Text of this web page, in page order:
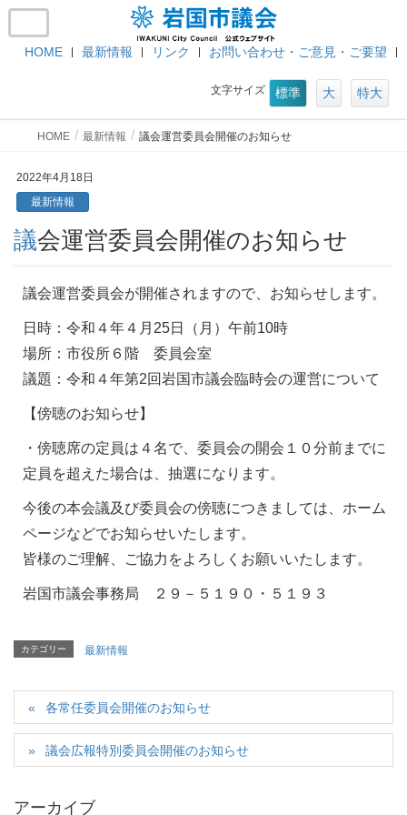
HOME 最新情報 リンク お問い合わせ・ご意見・ご要望
文字サイズ 標準 大 特大
HOME 最新情報 議会運営委員会開催のお知らせ
2022年4月18日
最新情報
議会運営委員会開催のお知らせ
議会運営委員会が開催されますので、お知らせします。
日時：令和４年４月25日（月）午前10時
場所：市役所６階 委員会室
議題：令和４年第2回岩国市議会臨時会の運営について
【傍聴のお知らせ】
・傍聴席の定員は４名で、委員会の開会１０分前までに
定員を超えた場合は、抽選になります。
今後の本会議及び委員会の傍聴につきましては、ホーム
ページなどでお知らせいたします。
皆様のご理解、ご協力をよろしくお願いいたします。
岩国市議会事務局 ２９－５１９０・５１９３
カテゴリー 最新情報
各常任委員会開催のお知らせ
議会広報特別委員会開催のお知らせ
アーカイブ